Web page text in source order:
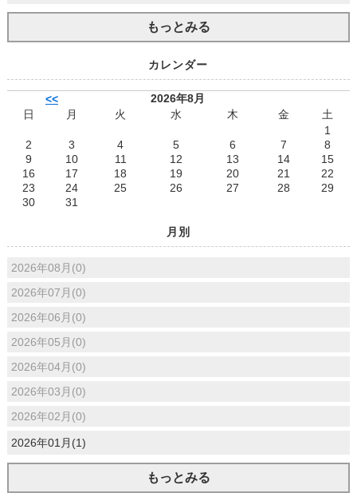
もっとみる
カレンダー
<<
2026年8月
日
月 火 水 木 金
土
1
2
3 4 5 6 7
8
9
10 11 12 13 14
15
16
17 18 19 20 21
22
23
24 25 26 27 28
29
30
31
月別
2026年08月(0)
2026年07月(0)
2026年06月(0)
2026年05月(0)
2026年04月(0)
2026年03月(0)
2026年02月(0)
2026年01月(1)
もっとみる